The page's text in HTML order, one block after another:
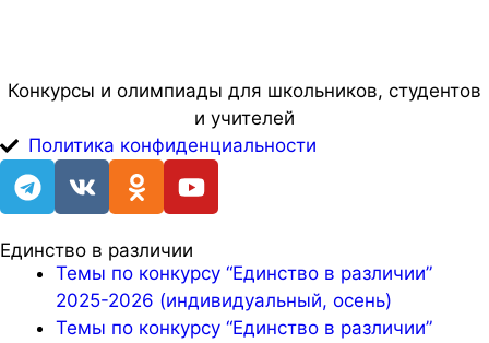
Конкурсы и олимпиады для школьников, студентов
и учителей
Политика конфиденциальности
Единство в различии
Темы по конкурсу “Единство в различии”
2025-2026 (индивидуальный, осень)
Темы по конкурсу “Единство в различии”